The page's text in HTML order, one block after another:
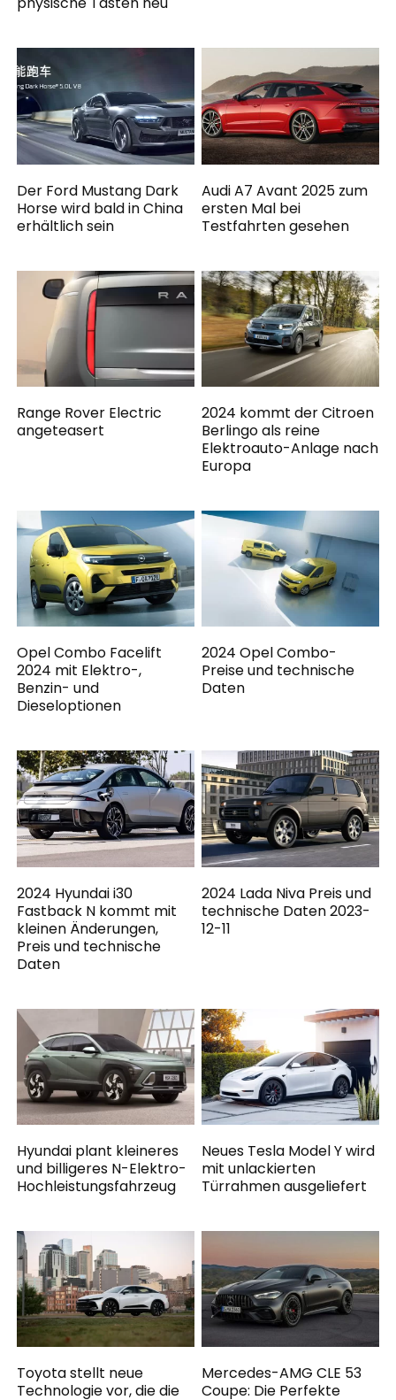
Der Ford Mustang Dark
Horse wird bald in China
erhältlich sein
Audi A7 Avant 2025 zum
ersten Mal bei
Testfahrten gesehen
Range Rover Electric
angeteasert
2024 kommt der Citroen
Berlingo als reine
Elektroauto-Anlage nach
Europa
Opel Combo Facelift
2024 mit Elektro-,
Benzin- und
Dieseloptionen
2024 Opel Combo-
Preise und technische
Daten
2024 Hyundai i30
Fastback N kommt mit
kleinen Änderungen,
Preis und technische
Daten
2024 Lada Niva Preis und
technische Daten 2023-
12-11
Hyundai plant kleineres
und billigeres N-Elektro-
Hochleistungsfahrzeug
Neues Tesla Model Y wird
mit unlackierten
Türrahmen ausgeliefert
Toyota stellt neue
Technologie vor, die die
Mercedes-AMG CLE 53
Coupe: Die Perfekte